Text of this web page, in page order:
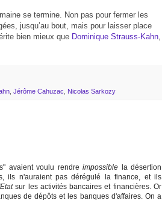
se termine. Non pas pour fermer les
jusqu’au bout, mais pour laisser place
bien mieux que Dominique Strauss-Kahn
Jérôme Cahuzac Nicolas Sarkozy
avaient voulu rendreimpossible la désertion
ils n'auraient pas dérégulé la finance, et ils
sur les activités bancaires et financières. Or
de dépôts et les banques d'affaires. On a